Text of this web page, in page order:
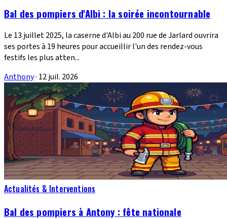
Bal des pompiers d'Albi : la soirée incontournable
Le 13 juillet 2025, la caserne d'Albi au 200 rue de Jarlard ouvrira
ses portes à 19 heures pour accueillir l'un des rendez-vous
festifs les plus atten...
Anthony· 12 juil. 2026
Actualités & Interventions
Bal des pompiers à Antony : fête nationale